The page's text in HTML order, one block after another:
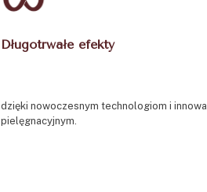
Długotrwałe efekty
dzięki nowoczesnym technologiom i
pielęgnacyjnym.